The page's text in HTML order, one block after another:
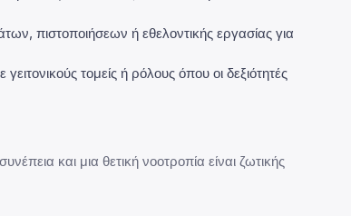
πιστοποιήσεων ή εθελοντικής εργασίας για
τομείς ή ρόλους όπου οι δεξιότητές
και μια θετική νοοτροπία είναι ζωτικής